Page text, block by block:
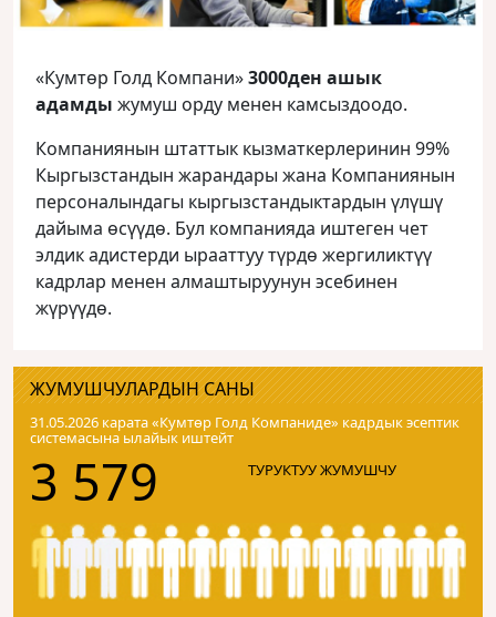
«Кумтөр Голд Компани»3000ден ашык
адамды жумуш орду менен камсыздоодо.
Компаниянын штаттык кызматкерлеринин 99%
Кыргызстандын жарандары жана Компаниянын
персоналындагы кыргызстандыктардын үлүшү
дайыма өсүүдө. Бул компанияда иштеген чет
элдик адистерди ырааттуу түрдө жергиликтүү
кадрлар менен алмаштыруунун эсебинен
жүрүүдө.
ЖУМУШЧУЛАРДЫН САНЫ
31.05.2026 карата «Кумтɵр Голд Компаниде» кадрдык эсептик
системасына ылайык иштейт
3 579 ТУРУКТУУ ЖУМУШЧУ